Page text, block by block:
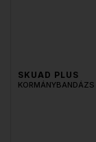
SKUAD PLUS
KORMÁNYBANDÁZS